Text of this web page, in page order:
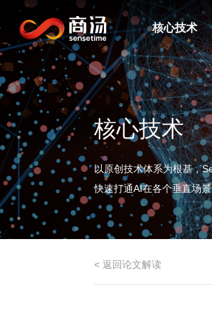
核心技术
核心技术
以原创技术体系为根基，
快速打通AI在各个垂直场
< 返回论文解读